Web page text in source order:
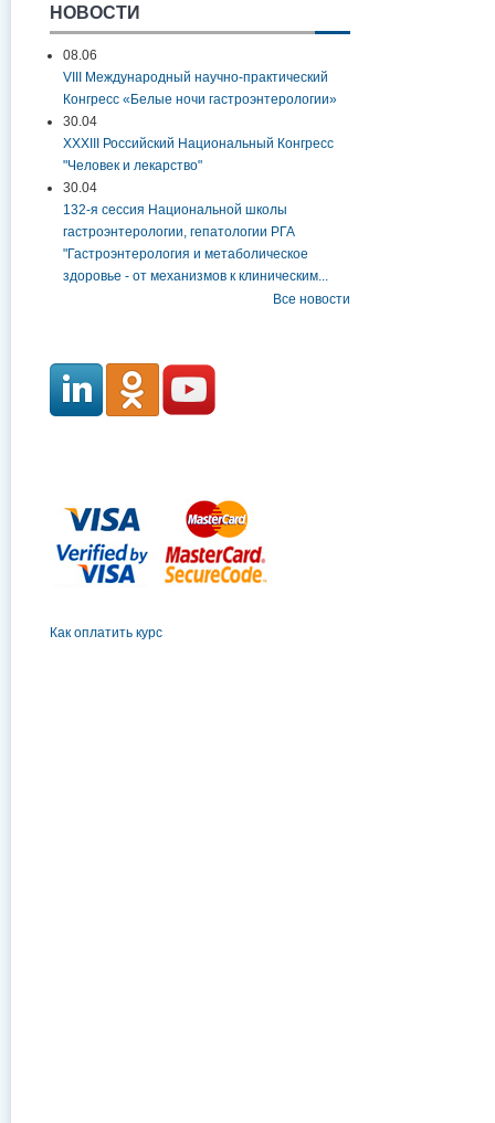
НОВОСТИ
08.06
VIII Международный научно-практический
Конгресс «Белые ночи гастроэнтерологии»
30.04
XXXIII Российский Национальный Конгресс
"Человек и лекарство"
30.04
132-я сессия Национальной школы
гастроэнтерологии, гепатологии РГА
"Гастроэнтерология и метаболическое
здоровье - от механизмов к клиническим...
Все новости
Как оплатить курс